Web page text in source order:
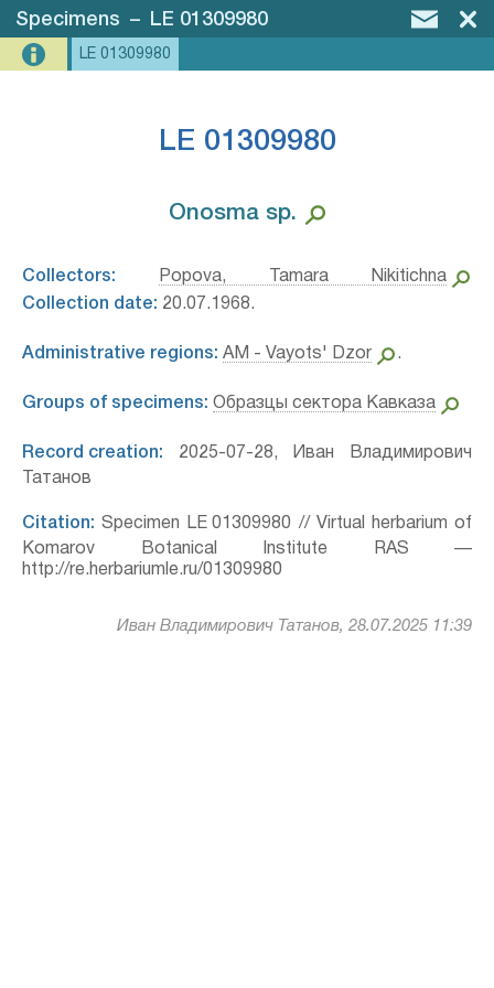
Specimens – LE 01309980
LE 01309980
LE 01309980
Onosma sp.⁣
Collectors:
Popova, Tamara Nikitichna
Collection date: 20.07.1968.
Administrative regions: AM - Vayots' Dzor .
Groups of specimens: Образцы сектора Кавказа
Record creation: 2025-07-28, Иван Владимирович
Татанов
Citation: Specimen LE 01309980 // Virtual herbarium of
Komarov Botanical Institute RAS —
http://re.herbariumle.ru/01309980
Иван Владимирович Татанов, 28.07.2025 11:39